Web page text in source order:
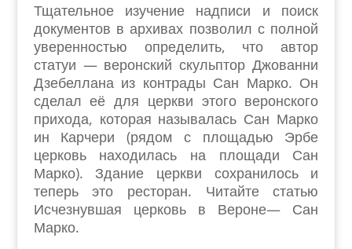
Тщательное изучение надписи и поиск
документов в архивах позволил с полной
уверенностью определить, что автор
статуи — веронский скульптор Джованни
Дзебеллана из контрады Сан Марко. Он
сделал её для церкви этого веронского
прихода, которая называлась Сан Марко
ин Карчери (рядом с площадью Эрбе
церковь находилась на площади Сан
Марко). Здание церкви сохранилось и
теперь это ресторан. Читайте статью
Исчезнувшая церковь в Вероне— Сан
Марко.